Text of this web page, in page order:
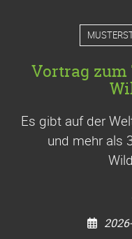
Vortrag
Es gibt auf der
und mehr als